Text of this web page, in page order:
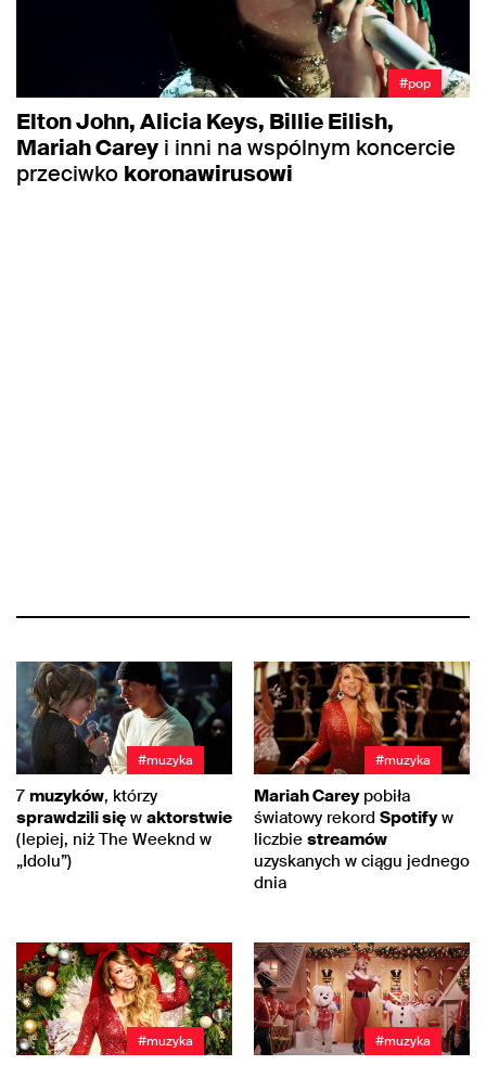
#pop
Elton John, Alicia Keys, Billie Eilish,
Mariah Carey i inni na wspólnym koncercie
przeciwko koronawirusowi
#muzyka
7 muzyków, którzy
sprawdzili się w aktorstwie
(lepiej, niż The Weeknd w
„Idolu”)
#muzyka
Mariah Careypobiła
światowy rekord Spotifyw
liczbie streamów
uzyskanych w ciągu jednego
dnia
#muzyka #muzyka